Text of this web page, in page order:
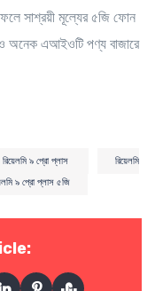
সাশ্রয়ী মূল্যের ৫জি ফোন
অনেক এআইওটি পণ্য বাজারে
রিয়েলমি ৯ প্রো প্লাস
রিয়েলমি
৯ প্রো প্লাস ৫জি